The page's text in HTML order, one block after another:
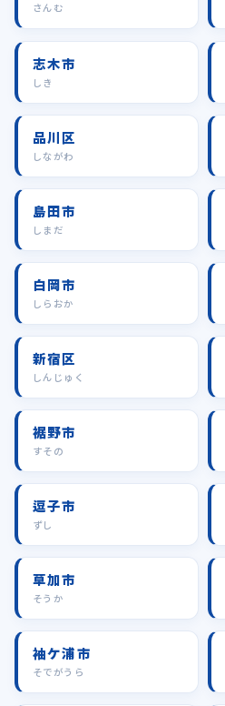
さんむ
志木市
しき
品川区
しながわ
島田市
しまだ
白岡市
しらおか
新宿区
しんじゅく
裾野市
すその
逗子市
ずし
草加市
そうか
袖ケ浦市
そでがうら